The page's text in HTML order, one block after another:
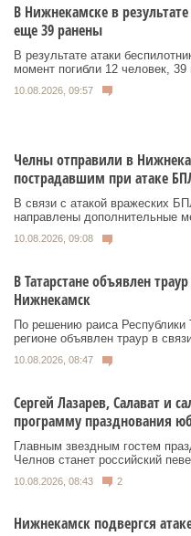
В Нижнекамске в
еще 39 ранены
В результате атаки
момент погибли 12 человек, 39
10.08.2026, 09:57
Челны отправили в
пострадавшим при атаке
В связи с атакой вражеских
направлены дополнительные
10.08.2026, 09:08
В Татарстане объявлен
Нижнекамск
По решению раиса Республики
регионе объявлен траур в
10.08.2026, 08:47
Сергей Лазарев, Салават и
программу празднования
Главным звездным гостем
Челнов станет российский
10.08.2026, 08:43 2
Нижнекамск подвергся